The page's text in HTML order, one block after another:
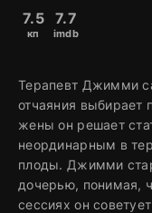
7.5
кп
7.7
imdb
Терапевт Джимми
отчаяния выбирает
жены он решает
неординарным в
плоды. Джимми
дочерью, понимая,
сессиях он